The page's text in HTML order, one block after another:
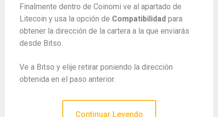
Finalmente dentro de Coinomi ve al apartado de
Litecoin y usa la opción de Compatibilidad para
obtener la dirección de la cartera a la que enviarás
desde Bitso.
Ve a Bitso y elije retirar poniendo la dirección
obtenida en el paso anterior.
Continuar Leyendo